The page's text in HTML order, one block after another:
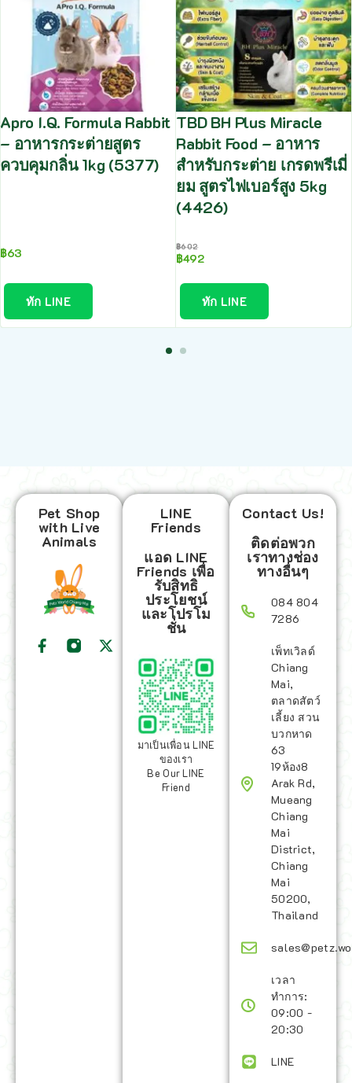
Apro I.Q. Formula Rabbit
– อาหารกระต่ายสูตร
ควบคุมกลิ่น 1kg (5377)
฿63
ทัก LINE
TBD BH Plus Miracle
Rabbit Food – อาหาร
สำหรับกระต่าย เกรดพรีเมี่
ยม สูตรไฟเบอร์สูง 5kg
(4426)
฿602
฿492
ทัก LINE
Pet Shop
with Live
Animals
LINE
Friends
แอด LINE
Friends เพื่อ
รับสิทธิ
ประโยชน์
และโปรโม
ชั่น
มาเป็นเพื่อน LINE
ของเรา
Be Our LINE
Friend
Contact Us!
ติดต่อพวก
เราทางช่อง
ทางอื่นๆ
084 804
7286
เพ็ทเวิลด์
Chiang
Mai,
ตลาดสัตว์
เลี้ยง สวน
บวกหาด
63
19ห้อง8
Arak Rd,
Mueang
Chiang
Mai
District,
Chiang
Mai
50200,
Thailand
เวลา
ทำการ:
09:00 -
20:30
LINE